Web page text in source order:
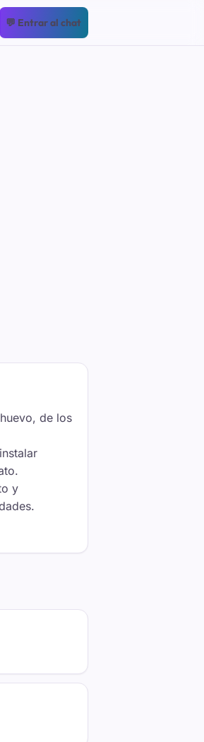
💬 Entrar al chat
de los
y